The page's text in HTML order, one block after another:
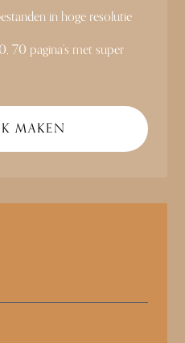
in hoge resolutie
70 pagina’s met super
MAKEN